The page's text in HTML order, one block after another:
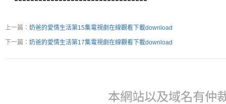
上一篇： 奶爸的愛情生活第15集電視劇在線觀看下載download
下一篇： 奶爸的愛情生活第17集電視劇在線觀看下載download
本網站以及域名有仲